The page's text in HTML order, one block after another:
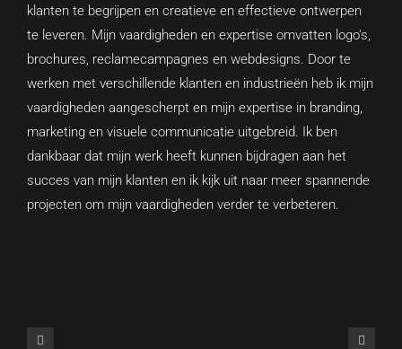
klanten te begrijpen en creatieve en effectieve ontwerpen
te leveren. Mijn vaardigheden en expertise omvatten logo's,
brochures, reclamecampagnes en webdesigns. Door te
werken met verschillende klanten en industrieën heb ik mijn
vaardigheden aangescherpt en mijn expertise in branding,
marketing en visuele communicatie uitgebreid. Ik ben
dankbaar dat mijn werk heeft kunnen bijdragen aan het
succes van mijn klanten en ik kijk uit naar meer spannende
projecten om mijn vaardigheden verder te verbeteren.